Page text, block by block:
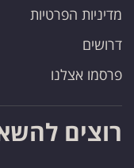
מדיניות הפרטיות
דרושים
פרסמו אצלנו
רוצים